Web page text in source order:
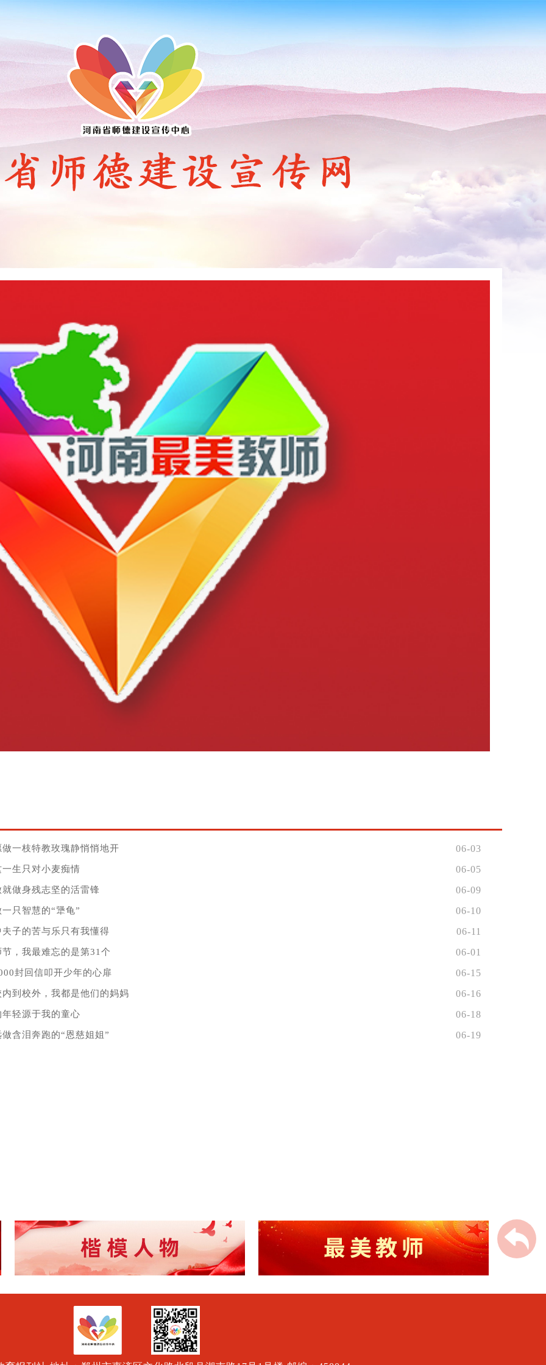
一枝特教玫瑰静悄悄地开 06-03
生只对小麦痴情 06-05
做身残志坚的活雷锋 06-09
只智慧的“犟龟” 06-10
子的苦与乐只有我懂得 06-11
，我最难忘的是第31个 06-01
封回信叩开少年的心扉 06-15
到校外，我都是他们的妈妈 06-16
轻源于我的童心 06-18
含泪奔跑的“恩慈姐姐” 06-19